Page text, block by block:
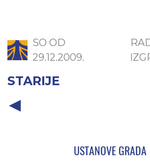
SO OD
29.12.2009.
STARIJE
USTANOVE GRADA